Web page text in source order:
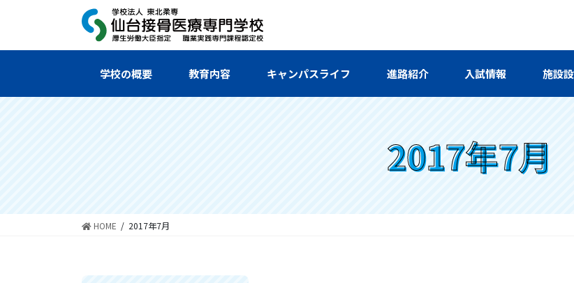
学校の概要 教育内容 キャンパスライフ 進路紹介 入試情報 施設
2017年7月
HOME 2017年7月